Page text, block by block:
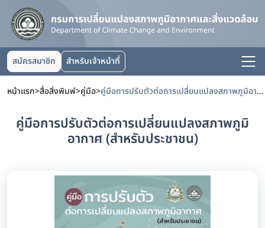
สมัครสมาชิก สำหรับเจ้าหน้าที่
หน้าแรก>สื่อสิ่งพิมพ์>คู่มือ> คู่มือการปรับตัวต่อการเปลี่ยนแปลงสภาพภูมิอากาศ (สำหรับประชาชน)
คู่มือการปรับตัวต่อการเปลี่ยนแปลงสภาพภูมิ
อากาศ (สำหรับประชาชน)